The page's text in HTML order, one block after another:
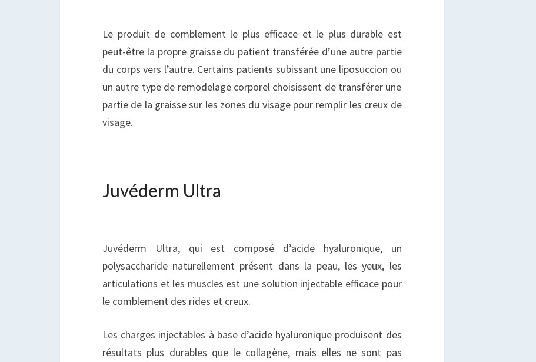
Le produit de comblement le plus efficace et le plus durable est
peut-être la propre graisse du patient transférée d’une autre partie
du corps vers l’autre. Certains patients subissant une liposuccion ou
un autre type de remodelage corporel choisissent de transférer une
partie de la graisse sur les zones du visage pour remplir les creux de
visage.
Juvéderm Ultra
Juvéderm Ultra, qui est composé d’acide hyaluronique, un
polysaccharide naturellement présent dans la peau, les yeux, les
articulations et les muscles est une solution injectable efficace pour
le comblement des rides et creux.
Les charges injectables à base d’acide hyaluronique produisent des
résultats plus durables que le collagène, mais elles ne sont pas